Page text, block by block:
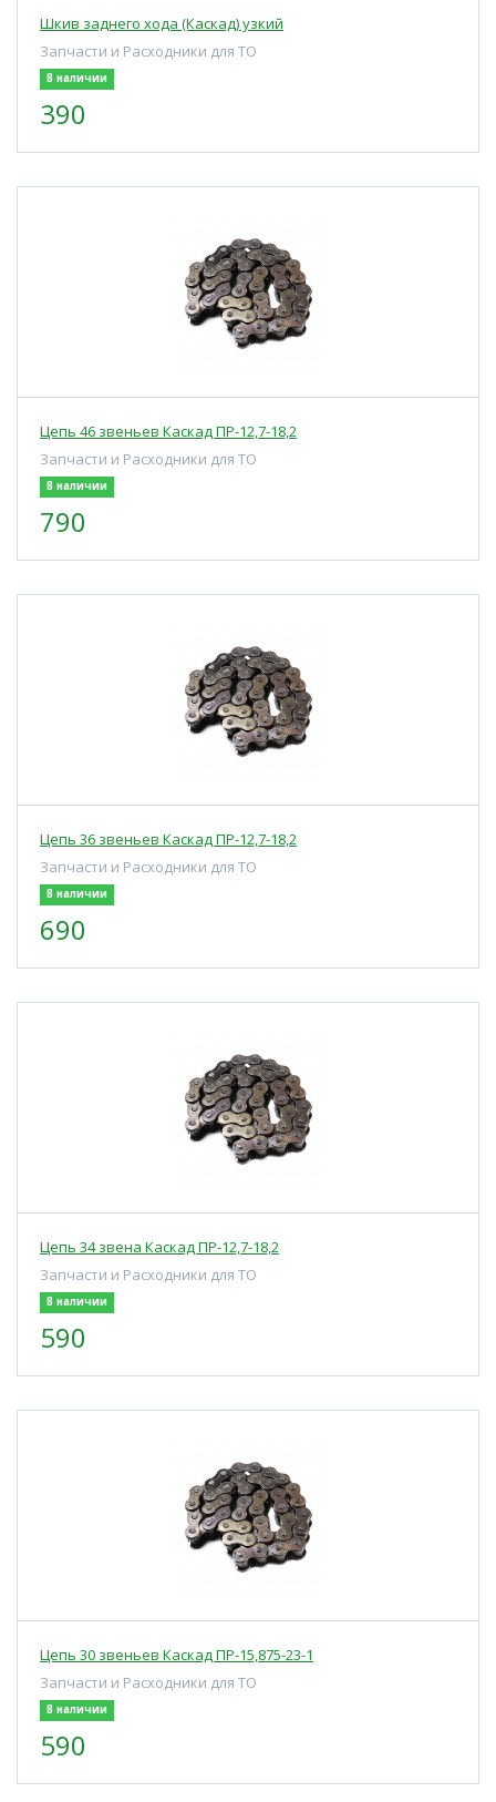
Шкив заднего хода (Каскад) узкий
Запчасти и Расходники для ТО
В наличии
390
Цепь 46 звеньев Каскад ПР-12,7-18,2
Запчасти и Расходники для ТО
В наличии
790
Цепь 36 звеньев Каскад ПР-12,7-18,2
Запчасти и Расходники для ТО
В наличии
690
Цепь 34 звена Каскад ПР-12,7-18,2
Запчасти и Расходники для ТО
В наличии
590
Цепь 30 звеньев Каскад ПР-15,875-23-1
Запчасти и Расходники для ТО
В наличии
590